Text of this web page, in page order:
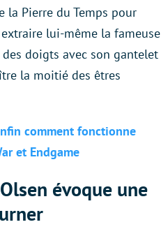
Pierre du Temps pour
lui-même la fameuse
doigts avec son gantelet
la moitié des êtres
comment fonctionne
et Endgame
évoque une